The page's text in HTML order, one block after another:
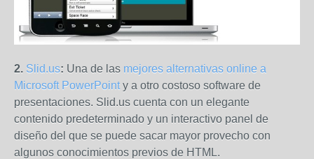
2. Slid.us: Una de las mejores alternativas online a
Microsoft PowerPointy a otro costoso software de
presentaciones. Slid.us cuenta con un elegante
contenido predeterminado y un interactivo panel de
diseño del que se puede sacar mayor provecho con
algunos conocimientos previos de HTML.